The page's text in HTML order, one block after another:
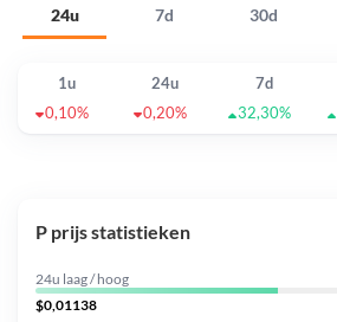
24u 7d 30d
1u 24u 7d
0,10%
0,20% 32,30%
P prijs statistieken
24u laag / hoog
$0,01138